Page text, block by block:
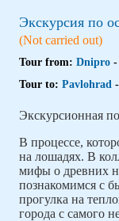
Экскурсия по
(Not carried out)
Tour from: Dnipro -
Tour to: Pavlohrad -
Экскурсионная
В процессе,
на лошадях. В
мифы о древних
познакомимся с
прогулка на
города с самого